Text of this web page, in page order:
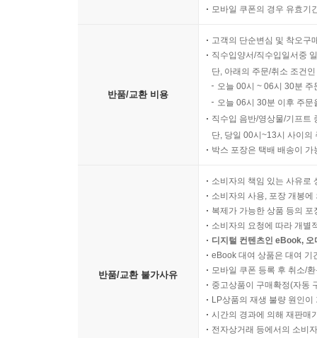
모바일 쿠폰의 경우 유효기
반품/교환 비용
고객의 단순변심 및 착오구
직수입양서/직수입일서중
단, 아래의 주문/취소 조건
오늘 00시 ~ 06시 30분
오늘 06시 30분 이후 주
직수입 음반/영상물/기프트
단, 당일 00시~13시 사이의
박스 포장은 택배 배송이
반품/교환 불가사유
소비자의 책임 있는 사유로
소비자의 사용, 포장 개봉
복제가 가능한 상품 등의
소비자의 요청에 따라 개별
디지털 컨텐츠인 eBook,
eBook 대여 상품은 대여 기
모바일 쿠폰 등록 후 취소/
중고상품이 구매확정(자동
LP상품의 재생 불량 원인
시간의 경과에 의해 재판매
전자상거래 등에서의 소비